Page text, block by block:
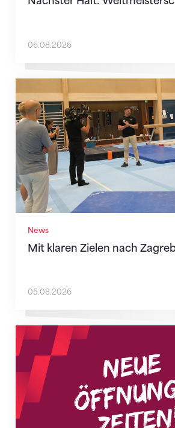
06.08.2026
News
Mit klaren Zielen nach
Mit klaren Zielen nach Zagreb
05.08.2026
Neue Empfangszeiten ab 1.